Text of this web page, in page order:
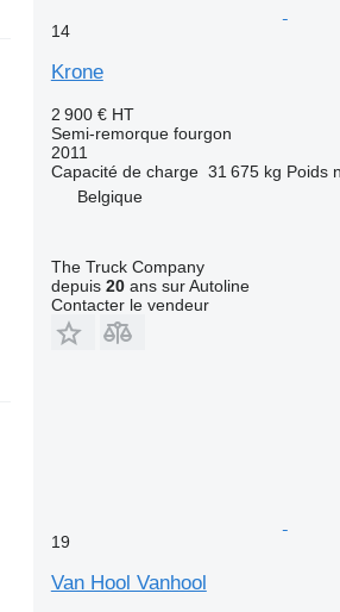
14
Krone
2 900 € HT
Semi-remorque fourgon
2011
Capacité de charge 31 675 kg Poids
Belgique
The Truck Company
depuis 20ans sur Autoline
Contacter le vendeur
19
Van Hool Vanhool